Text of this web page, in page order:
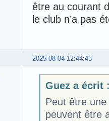
être au courant
le club n’a pas
2025-08-04 12:44:43
Guez a écrit
Peut être
peuvent être